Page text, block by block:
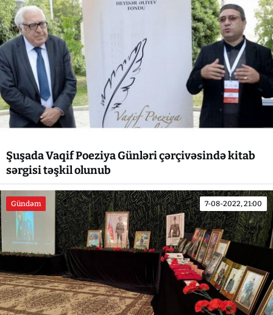
Şuşada Vaqif Poeziya Günləri çərçivəsində kitab
sərgisi təşkil olunub
Gündəm 7-08-2022, 21:00